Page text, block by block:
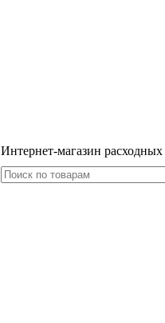
Интернет-магазин